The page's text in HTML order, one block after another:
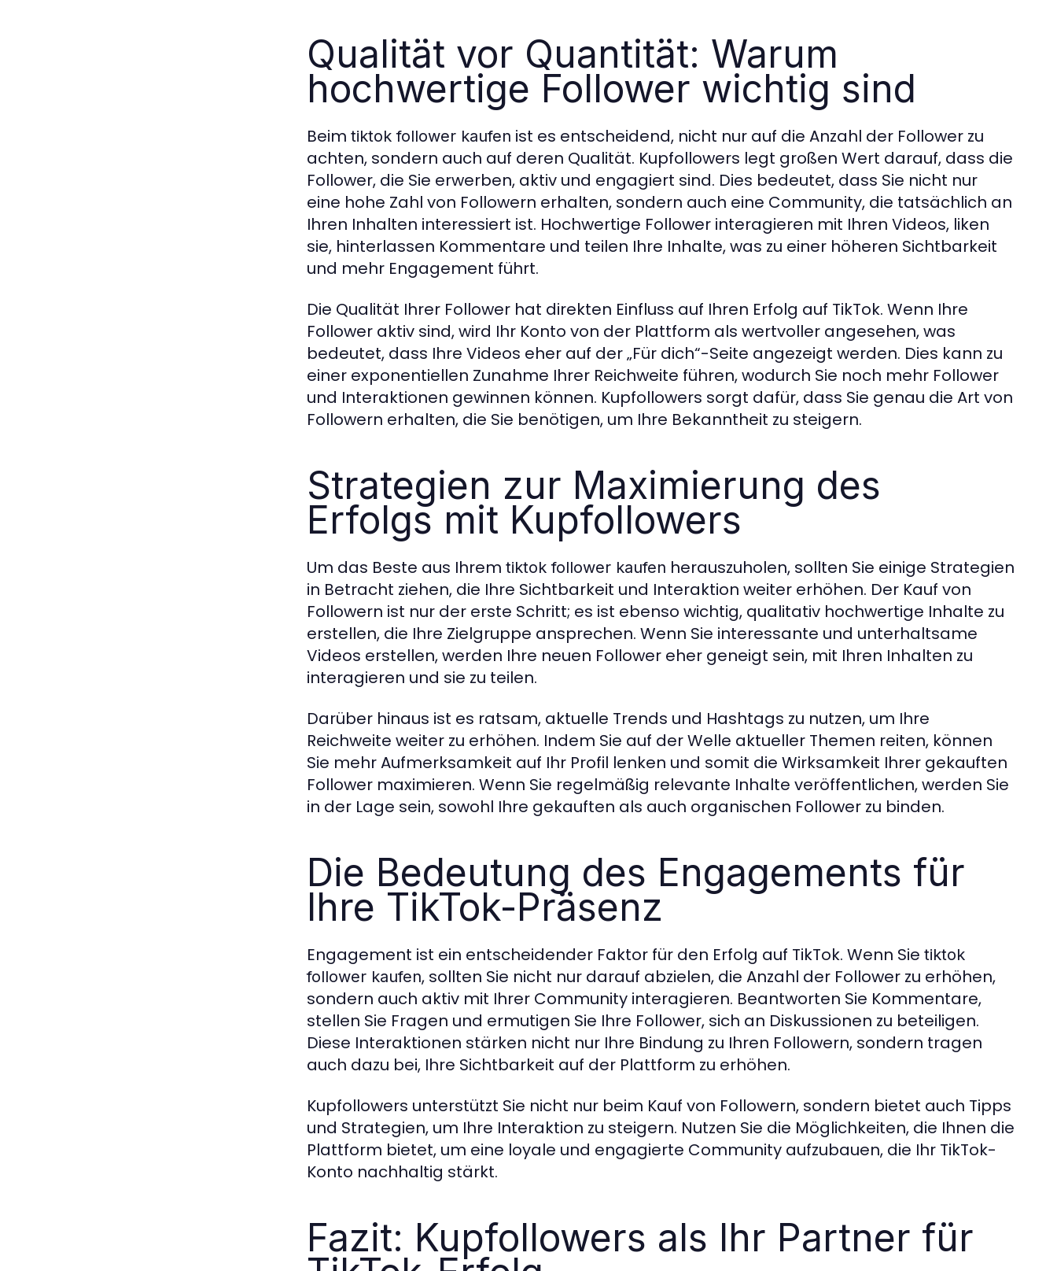
Qualität vor Quantität: Warum
hochwertige Follower wichtig sind
Beim tiktok follower kaufen ist es entscheidend, nicht nur auf die Anzahl der Follower zu
achten, sondern auch auf deren Qualität. Kupfollowers legt großen Wert darauf, dass die
Follower, die Sie erwerben, aktiv und engagiert sind. Dies bedeutet, dass Sie nicht nur
eine hohe Zahl von Followern erhalten, sondern auch eine Community, die tatsächlich an
Ihren Inhalten interessiert ist. Hochwertige Follower interagieren mit Ihren Videos, liken
sie, hinterlassen Kommentare und teilen Ihre Inhalte, was zu einer höheren Sichtbarkeit
und mehr Engagement führt.
Die Qualität Ihrer Follower hat direkten Einfluss auf Ihren Erfolg auf TikTok. Wenn Ihre
Follower aktiv sind, wird Ihr Konto von der Plattform als wertvoller angesehen, was
bedeutet, dass Ihre Videos eher auf der „Für dich“-Seite angezeigt werden. Dies kann zu
einer exponentiellen Zunahme Ihrer Reichweite führen, wodurch Sie noch mehr Follower
und Interaktionen gewinnen können. Kupfollowers sorgt dafür, dass Sie genau die Art von
Followern erhalten, die Sie benötigen, um Ihre Bekanntheit zu steigern.
Strategien zur Maximierung des
Erfolgs mit Kupfollowers
Um das Beste aus Ihrem tiktok follower kaufen herauszuholen, sollten Sie einige Strategien
in Betracht ziehen, die Ihre Sichtbarkeit und Interaktion weiter erhöhen. Der Kauf von
Followern ist nur der erste Schritt; es ist ebenso wichtig, qualitativ hochwertige Inhalte zu
erstellen, die Ihre Zielgruppe ansprechen. Wenn Sie interessante und unterhaltsame
Videos erstellen, werden Ihre neuen Follower eher geneigt sein, mit Ihren Inhalten zu
interagieren und sie zu teilen.
Darüber hinaus ist es ratsam, aktuelle Trends und Hashtags zu nutzen, um Ihre
Reichweite weiter zu erhöhen. Indem Sie auf der Welle aktueller Themen reiten, können
Sie mehr Aufmerksamkeit auf Ihr Profil lenken und somit die Wirksamkeit Ihrer gekauften
Follower maximieren. Wenn Sie regelmäßig relevante Inhalte veröffentlichen, werden Sie
in der Lage sein, sowohl Ihre gekauften als auch organischen Follower zu binden.
Die Bedeutung des Engagements für
Ihre TikTok-Präsenz
Engagement ist ein entscheidender Faktor für den Erfolg auf TikTok. Wenn Sie tiktok
follower kaufen, sollten Sie nicht nur darauf abzielen, die Anzahl der Follower zu erhöhen,
sondern auch aktiv mit Ihrer Community interagieren. Beantworten Sie Kommentare,
stellen Sie Fragen und ermutigen Sie Ihre Follower, sich an Diskussionen zu beteiligen.
Diese Interaktionen stärken nicht nur Ihre Bindung zu Ihren Followern, sondern tragen
auch dazu bei, Ihre Sichtbarkeit auf der Plattform zu erhöhen.
Kupfollowers unterstützt Sie nicht nur beim Kauf von Followern, sondern bietet auch Tipps
und Strategien, um Ihre Interaktion zu steigern. Nutzen Sie die Möglichkeiten, die Ihnen die
Plattform bietet, um eine loyale und engagierte Community aufzubauen, die Ihr TikTok-
Konto nachhaltig stärkt.
Fazit: Kupfollowers als Ihr Partner für